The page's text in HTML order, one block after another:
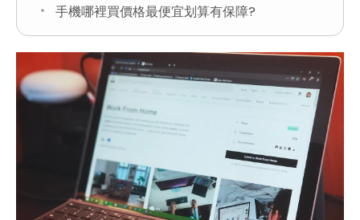
手機哪裡買價格最便宜划算有保障?